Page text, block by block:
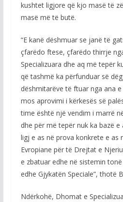
kushtet ligjore që kjo masë të
masë më të butë.
“E kanë dëshmuar se janë të
çfarëdo ftese, çfarëdo thirrje
Specializuara dhe aq më tepër
që tashmë ka përfunduar së
dëshmitarëve të ftuar nga ana
mos aprovimi i kërkesës së
time është një vendim i marrë
dhe për më tepër nuk ka bazë
ligj e as në prova konkrete e as
Evropiane për të Drejtat e
e zbatuar edhe në sistemin
edhe Gjykatën Speciale”, thotë
Ndërkohë, Dhomat e